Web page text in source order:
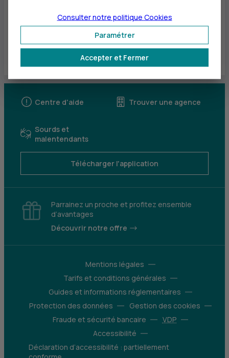
Télécharger
(JPG - 14 060ko)
Centre d'aide Trouver une agence
Sourds et
malentendants
Télécharger l'application
Parrainez un proche et profitez ensemble
d’avantages
Découvrir notre offre
Mentions légales
Tarifs et conditions générales
Guides et informations réglementaires
Protection des données
Gestion des cookies
Fraude et sécurité bancaire
VDP
Accessibilité
Déclaration d’accessibilité : partiellement
Accepter et Fermer
Paramétrer
Consulter notre politique Cookies